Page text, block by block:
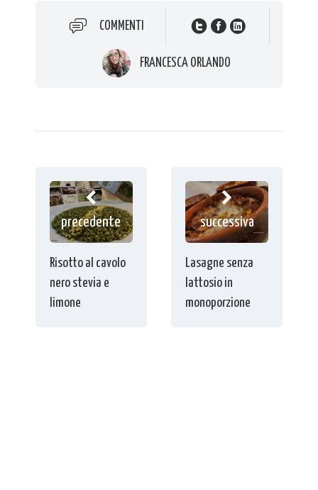
COMMENTI
FRANCESCA ORLANDO
precedente
Risotto al cavolo
nero stevia e
limone
successiva
Lasagne senza
lattosio in
monoporzione